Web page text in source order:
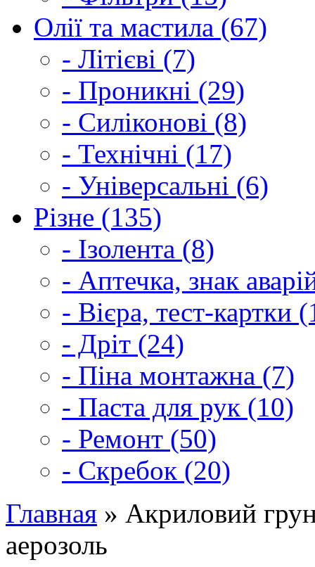
Олії та мастила (67)
- Літієві (7)
- Проникні (29)
- Силіконові (8)
- Технічні (17)
- Універсальні (6)
Різне (135)
- Ізолента (8)
- Аптечка, знак
- Вієра, тест-картки
- Дріт (24)
- Піна монтажна (7)
- Паста для рук (10)
- Ремонт (50)
- Скребок (20)
Главная » Акриловий
аерозоль